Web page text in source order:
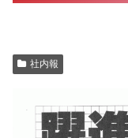
社内報